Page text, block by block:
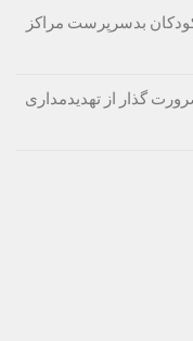
اعلام شد؛ ۲۷ درصد کودکان بدسرپرست مراکز
گذار از تهدیدمداری